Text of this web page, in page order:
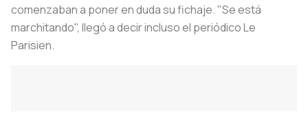
comenzaban a poner en duda su fichaje. "Se está
marchitando", llegó a decir incluso el periódico Le
Parisien.